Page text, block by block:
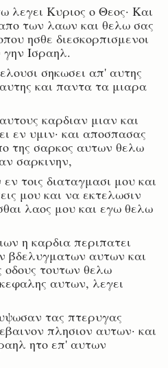
λεγει Κυριος ο Θεος· Και
των λαων και θελω σας
ησθε διεσκορπισμενοι
Ισραηλ.
σηκωσει απ' αυτης
και παντα τα μιαρα
καρδιαν μιαν και
εν υμιν· και αποσπασας
της σαρκος αυτων θελω
σαρκινην,
τοις διαταγμασι μου και
μου και να εκτελωσιν
λαος μου και εγω θελω
η καρδια περιπατει
βδελυγματων αυτων και
τουτων θελω
αυτων, λεγει
τας πτερυγας
πλησιον αυτων· και
ητο επ' αυτων